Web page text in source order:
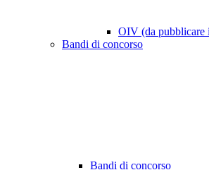
OIV (da pubblicare
Bandi di concorso
Bandi di concorso